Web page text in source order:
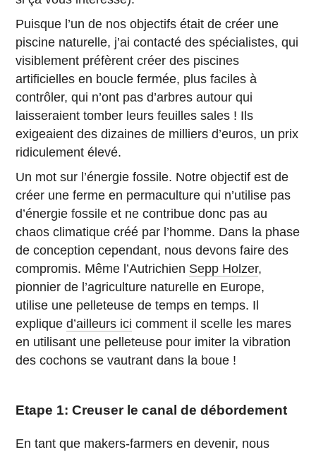
Puisque l’un de nos objectifs était de créer une
piscine naturelle, j’ai contacté des spécialistes, qui
visiblement préfèrent créer des piscines
artificielles en boucle fermée, plus faciles à
contrôler, qui n’ont pas d’arbres autour qui
laisseraient tomber leurs feuilles sales ! Ils
exigeaient des dizaines de milliers d’euros, un prix
ridiculement élevé.
Un mot sur l’énergie fossile. Notre objectif est de
créer une ferme en permaculture qui n’utilise pas
d’énergie fossile et ne contribue donc pas au
chaos climatique créé par l’homme. Dans la phase
de conception cependant, nous devons faire des
compromis. Même l’Autrichien Sepp Holzer,
pionnier de l’agriculture naturelle en Europe,
utilise une pelleteuse de temps en temps. Il
expliqued’ailleurs ici comment il scelle les mares
en utilisant une pelleteuse pour imiter la vibration
des cochons se vautrant dans la boue !
Etape 1: Creuser le canal de débordement
En tant que makers-farmers en devenir, nous